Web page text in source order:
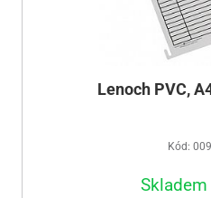
Lenoch PVC,
Kód: